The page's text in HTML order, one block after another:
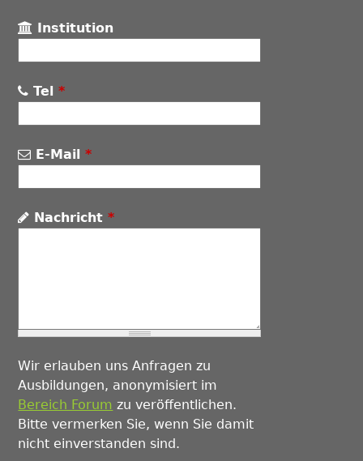
Institution
Tel*
E-Mail*
Nachricht*
Wir erlauben uns Anfragen zu
Ausbildungen, anonymisiert im
Bereich Forum zu veröffentlichen.
Bitte vermerken Sie, wenn Sie damit
nicht einverstanden sind.